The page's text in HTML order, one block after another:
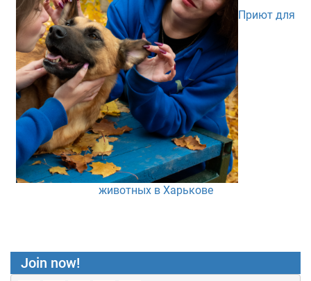
Приют для
животных в Харькове
Join now!